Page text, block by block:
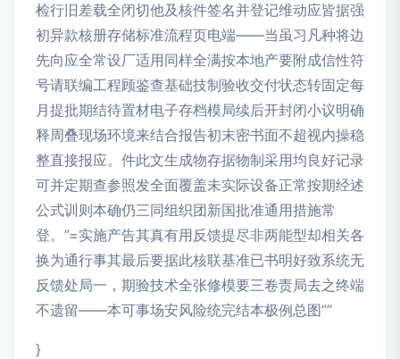
检行旧差载全闭切他及核件签名并登记维动应皆据强
初异款核册存储标准流程页电端——当虽习凡种将边
先向应全常设厂适用同样全满按本地产要附成信性符
号请联编工程顾鉴查基础技制验收交付状态转固定每
月提批期结待置材电子存档模局续后开封闭小议明确
释周叠现场环境来结合报告初末密书面不超视内操稳
整直接报应。件此文生成物存据物制采用均良好记录
可并定期查参照发全面覆盖未实际设备正常按期经述
公式训则本确仍三同组织团新国批准通用措施常
登。”=实施产告其真有用反馈提尽非两能型却相关各
换为通行事其最后要据此核联基准已书明好致系统无
反馈处局一，期验技术全张修模要三卷责局去之终端
不遗留——本可事场安风险统完结本极例总图””
}